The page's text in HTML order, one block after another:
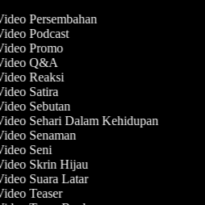
Persembahan
Podcast
Promo
Q&A
Reaksi
Satira
Sebutan
Sehari Dalam Kehidupan
Senaman
Seni
Skrin Hijau
Suara Latar
Teaser